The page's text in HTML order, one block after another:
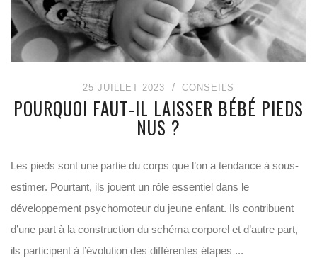
25 JUILLET 2023 CONSEILS
POURQUOI FAUT-IL LAISSER BÉBÉ PIEDS
NUS ?
Les pieds sont une partie du corps que l’on a tendance à sous-
estimer. Pourtant, ils jouent un rôle essentiel dans le
développement psychomoteur du jeune enfant. Ils contribuent
d’une part à la construction du schéma corporel et d’autre part,
ils participent à l’évolution des différentes étapes ...